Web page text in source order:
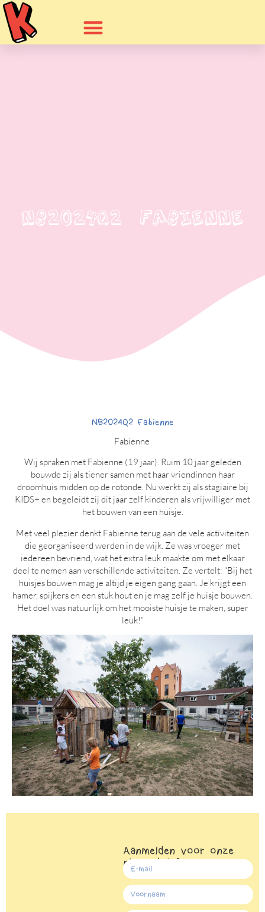
NB2024Q2 Fabienne
NB2024Q2 Fabienne
Fabienne
Wij spraken met Fabienne (19 jaar). Ruim 10 jaar geleden
bouwde zij als tiener samen met haar vriendinnen haar
droomhuis midden op de rotonde. Nu werkt zij als stagiaire bij
KIDS+ en begeleidt zij dit jaar zelf kinderen als vrijwilliger met
het bouwen van een huisje.
Met veel plezier denkt Fabienne terug aan de vele activiteiten
die georganiseerd werden in de wijk. Ze was vroeger met
iedereen bevriend, wat het extra leuk maakte om met elkaar
deel te nemen aan verschillende activiteiten. Ze vertelt: “Bij het
huisjes bouwen mag je altijd je eigen gang gaan. Je krijgt een
hamer, spijkers en een stuk hout en je mag zelf je huisje bouwen.
Het doel was natuurlijk om het mooiste huisje te maken, super
leuk!”
Aanmelden voor onze
nieuwsbrief